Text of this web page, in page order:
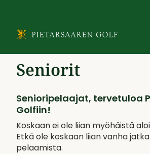
Seniorit
Senioripelaajat, tervetuloa
Golfiin!
Koskaan ei ole liian myöhäistä
Etkä ole koskaan liian vanha
pelaamista.